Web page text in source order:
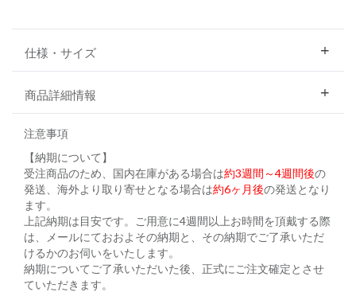
仕様・サイズ
商品詳細情報
注意事項
【納期について】
受注商品のため、国内在庫がある場合は約3週間～4週間後の
発送、海外より取り寄せとなる場合は約6ヶ月後の発送となり
ます。
上記納期は目安です。ご用意に4週間以上お時間を頂戴する際
は、メールにておおよその納期と、その納期でご了承いただ
けるかのお伺いをいたします。
納期についてご了承いただいた後、正式にご注文確定とさせ
ていただきます。